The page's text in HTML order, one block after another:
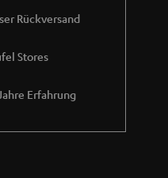
Soundkarte,
Wer also spontan auf
und an jeden
Musik über das
verbaut, nur per
– Die Cinebar One Plus
ist es
Rückversand
Stores
Erfahrung